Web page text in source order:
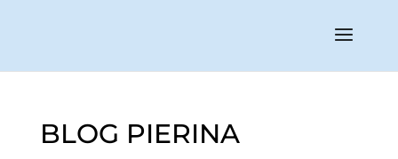
BLOG PIERINA